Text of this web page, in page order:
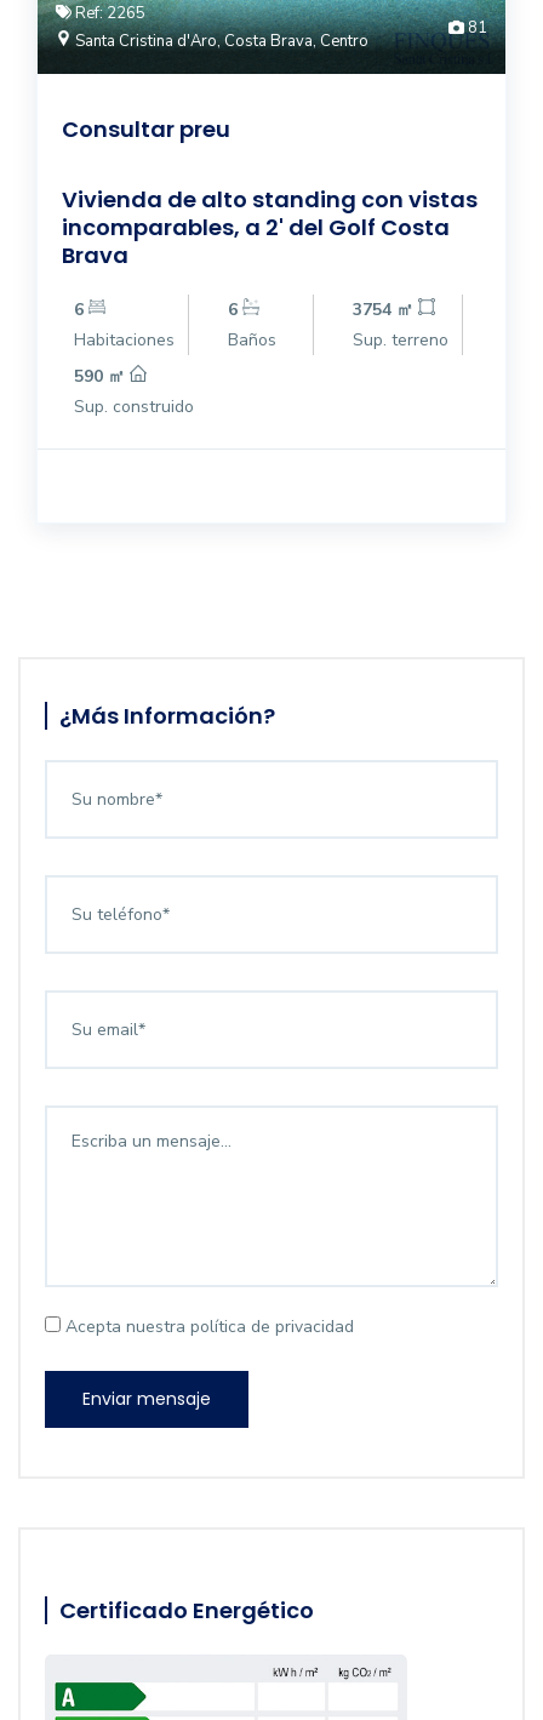
Ref: 2265
Santa Cristina d'Aro, Costa Brava, Centro
81
Consultar preu
Vivienda de alto standing con vistas
incomparables, a 2' del Golf Costa
Brava
6
Habitaciones
6
Baños
3754 ㎡
Sup. terreno
590 ㎡
Sup. construido
¿Más Información?
Acepta nuestra política de privacidad
Enviar mensaje
Certificado Energético